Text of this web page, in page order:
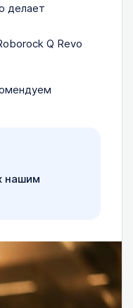
делает
Q Revo
нашим